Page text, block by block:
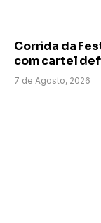
Corrida da
com cartel
7 de Agosto, 2026